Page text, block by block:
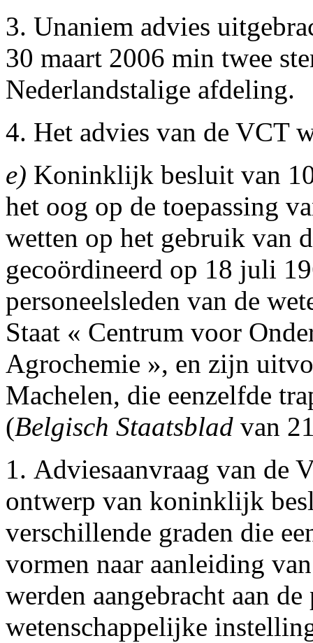
3. Unaniem advies
30 maart 2006 min twee
Nederlandstalige afdeling.
4. Het advies van de VCT
e) Koninklijk besluit van
het oog op de toepassing
wetten op het gebruik van
gecoördineerd op 18 juli
personeelsleden van de
Staat « Centrum voor
Agrochemie », en zijn
Machelen, die eenzelfde
(Belgisch Staatsblad van
1. Adviesaanvraag van de
ontwerp van koninklijk
verschillende graden die
vormen naar aanleiding
werden aangebracht aan
wetenschappelijke